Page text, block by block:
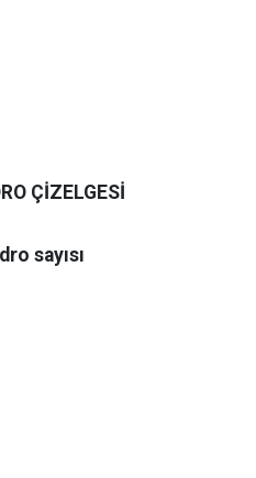
ÇİZELGESİ
sayısı